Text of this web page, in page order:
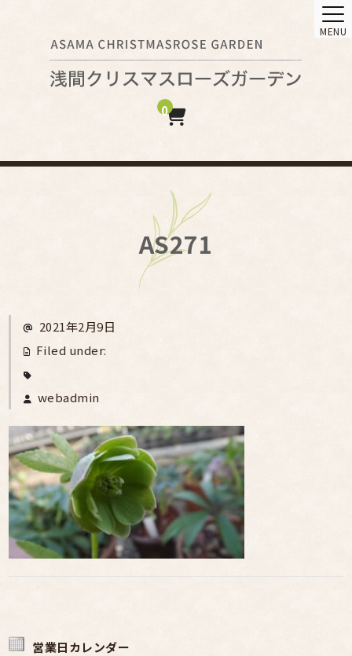
0
MENU
AS271
2021年2月9日
Filed under:
webadmin
営業日カレンダー